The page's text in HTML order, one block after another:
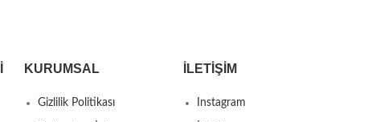
KURUMSAL
Gizlilik Politikası
İLETIŞIM
Instagram